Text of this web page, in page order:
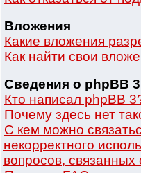
Вложения
Какие вложения
Как найти свои
Сведения о phpBB
Кто написал phpBB
Почему здесь нет
С кем можно
некорректного
вопросов,